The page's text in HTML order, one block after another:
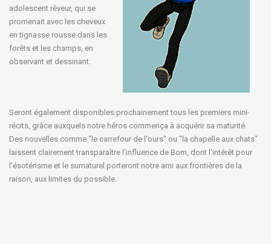
adolescent rêveur, qui se
promenait avec les cheveux
en tignasse rousse dans les
forêts et les champs, en
observant et dessinant.
Seront également disponibles prochainement tous les premiers mini-
récits, grâce auxquels notre héros commença à acquérir sa maturité.
Des nouvelles comme "le carrefour de l'ours" ou "la chapelle aux chats"
laissent clairement transparaître l'influence de Bom, dont l'intérêt pour
l'ésotérisme et le surnaturel porteront notre ami aux frontières de la
raison, aux limites du possible.